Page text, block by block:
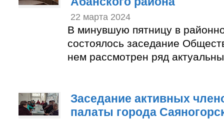
22 марта 2024
В минувшую пятницу в
состоялось заседание
нем рассмотрен ряд
Заседание активных
палаты города